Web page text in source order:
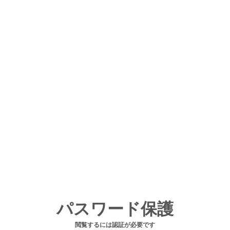
パスワード保護
閲覧するには認証が必要です